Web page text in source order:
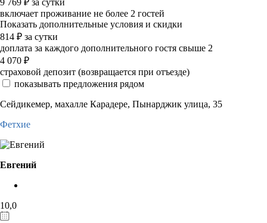
включает проживание не более 2 гостей
Показать дополнительные условия и скидки
814 ₽ за сутки
доплата за каждого дополнительного гостя свыше 2
4 070 ₽
страховой депозит (возвращается при отъезде)
показывать предложения рядом
Сейдикемер, махалле Карадере, Пынарджик улица, 35
Фетхие
Евгений
10,0